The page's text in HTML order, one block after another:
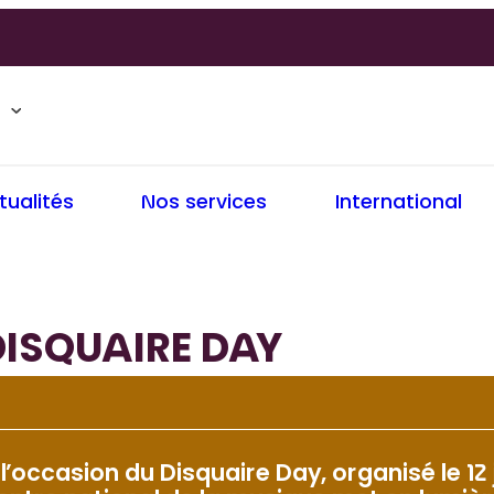
Nos services International
DAY
du Disquaire Day, organisé le 12